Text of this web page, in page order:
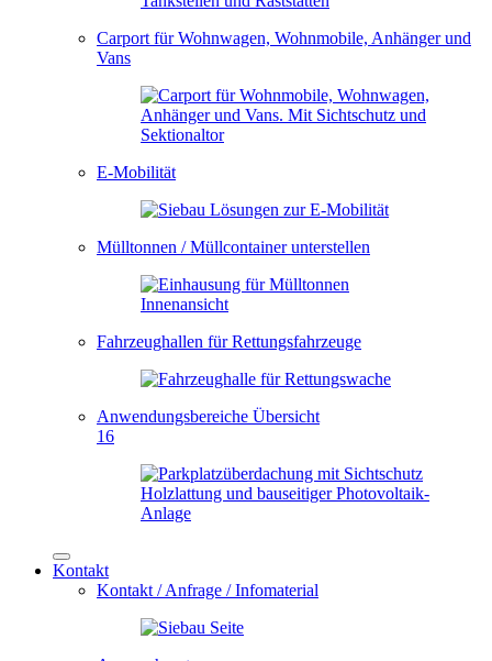
Carport für Wohnwagen, Wohnmobile, Anhänger und
Vans
E-Mobilität
Mülltonnen / Müllcontainer unterstellen
Fahrzeughallen für Rettungsfahrzeuge
Anwendungsbereiche Übersicht
16
Kontakt
Kontakt / Anfrage / Infomaterial